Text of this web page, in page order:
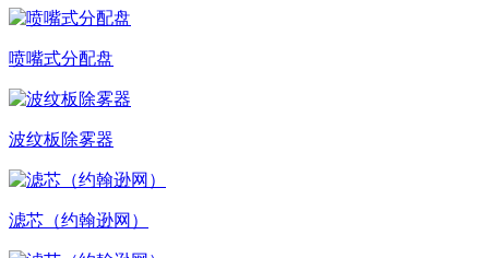
喷嘴式分配盘
波纹板除雾器
滤芯（约翰逊网）